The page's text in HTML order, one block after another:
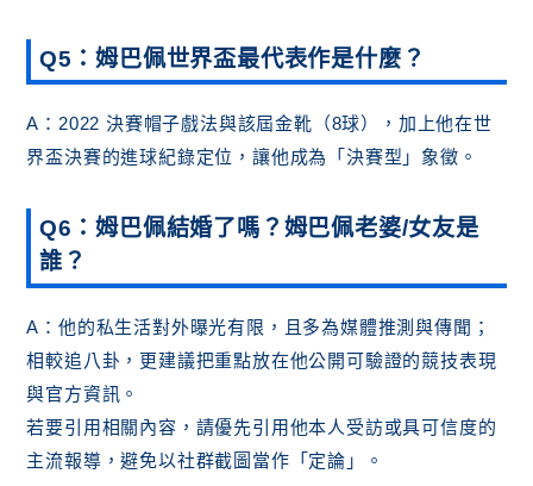
Q5：姆巴佩世界盃最代表作是什麼？
A：2022 決賽帽子戲法與該屆金靴（8球），加上他在世
界盃決賽的進球紀錄定位，讓他成為「決賽型」象徵。
Q6：姆巴佩結婚了嗎？姆巴佩老婆/女友是
誰？
A：他的私生活對外曝光有限，且多為媒體推測與傳聞；
相較追八卦，更建議把重點放在他公開可驗證的競技表現
與官方資訊。
若要引用相關內容，請優先引用他本人受訪或具可信度的
主流報導，避免以社群截圖當作「定論」。